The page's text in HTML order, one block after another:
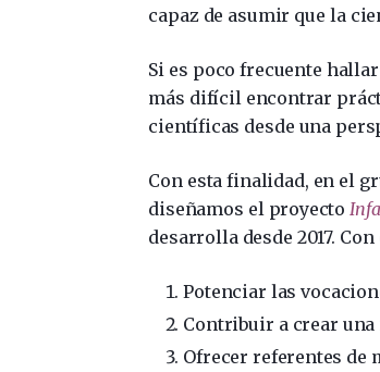
capaz de asumir que la
Si es poco frecuente
más difícil encontrar
científicas desde una
Con esta finalidad, en el
diseñamos el proyecto
desarrolla desde 2017.
Potenciar las
Contribuir a crear
Ofrecer referentes